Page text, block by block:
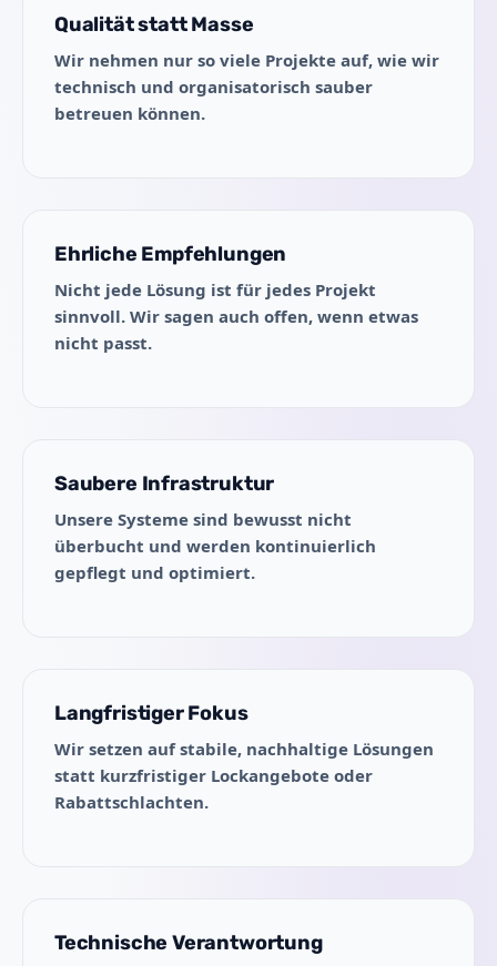
Qualität statt Masse
Wir nehmen nur so viele Projekte auf, wie wir
technisch und organisatorisch sauber
betreuen können.
Ehrliche Empfehlungen
Nicht jede Lösung ist für jedes Projekt
sinnvoll. Wir sagen auch offen, wenn etwas
nicht passt.
Saubere Infrastruktur
Unsere Systeme sind bewusst nicht
überbucht und werden kontinuierlich
gepflegt und optimiert.
Langfristiger Fokus
Wir setzen auf stabile, nachhaltige Lösungen
statt kurzfristiger Lockangebote oder
Rabattschlachten.
Technische Verantwortung